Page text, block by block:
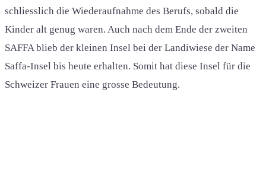
schliesslich die Wiederaufnahme des Berufs, sobald die
Kinder alt genug waren. Auch nach dem Ende der zweiten
SAFFA blieb der kleinen Insel bei der Landiwiese der Name
Saffa-Insel bis heute erhalten. Somit hat diese Insel für die
Schweizer Frauen eine grosse Bedeutung.